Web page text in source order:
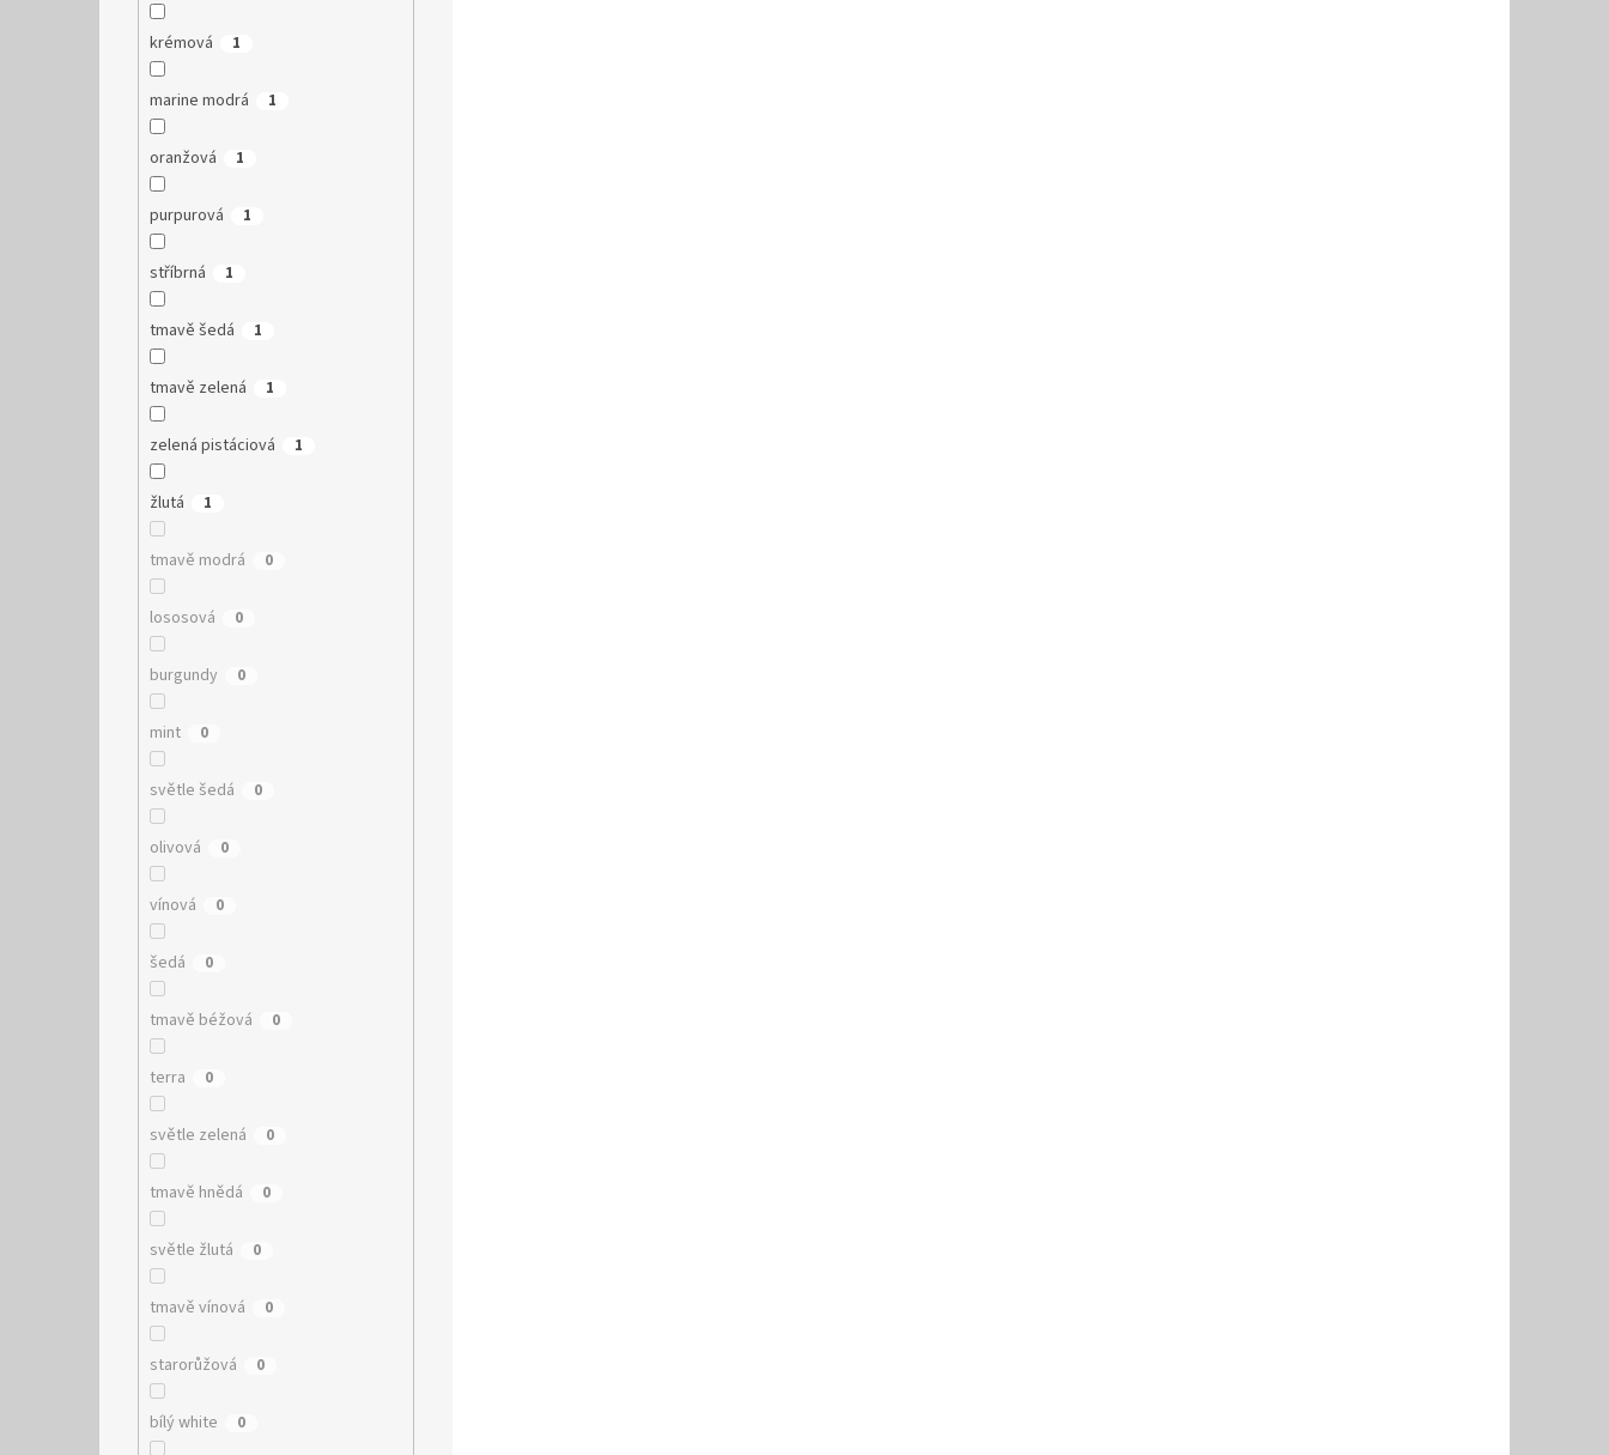
krémová 1
marine modrá 1
oranžová 1
purpurová 1
stříbrná 1
tmavě šedá 1
tmavě zelená 1
zelená pistáciová 1
žlutá 1
tmavě modrá 0
lososová 0
burgundy 0
mint 0
světle šedá 0
olivová 0
vínová 0
šedá 0
tmavě béžová 0
terra 0
světle zelená 0
tmavě hnědá 0
světle žlutá 0
tmavě vínová 0
starorůžová 0
bílý white 0